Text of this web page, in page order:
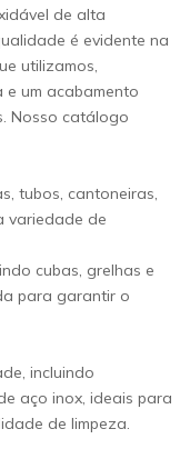
de alta
é evidente na
utilizamos,
um acabamento
Nosso catálogo
tubos, cantoneiras,
variedade de
cubas, grelhas e
para garantir o
incluindo
aço inox, ideais para
de limpeza.